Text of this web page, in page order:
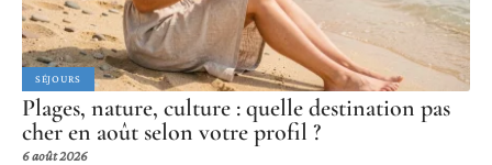
SÉJOURS
Plages, nature, culture : quelle destination pas
cher en août selon votre profil ?
6 août 2026